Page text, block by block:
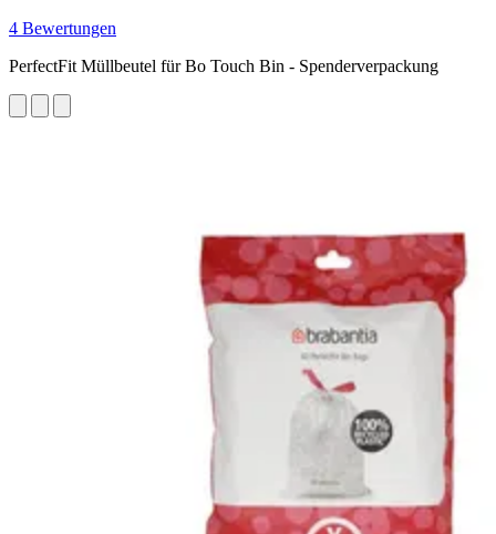
4 Bewertungen
PerfectFit Müllbeutel für Bo Touch Bin - Spenderverpackung